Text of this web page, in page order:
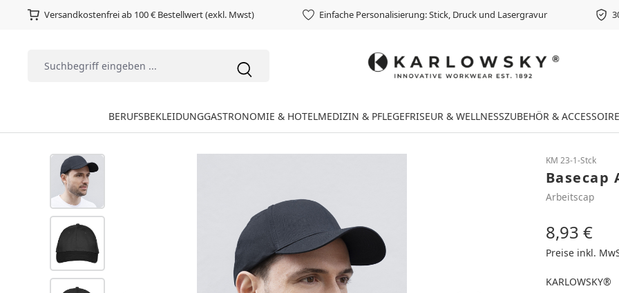
Versandkostenfrei ab 100 € Bestellwert (exkl. Mwst) Einfache Personalisierung: Stick, Druck und Lasergravur
BERUFSBEKLEIDUNGGASTRONOMIE & HOTELMEDIZIN & PFLEGEFRISEUR & WELLNESSZUBEHÖR &
Bildergalerie überspringen KM 23-1-Stck
Basecap
Arbeitscap
Regulärer Preis:
8,93 €
Preise inkl.
KARLOWSKY®